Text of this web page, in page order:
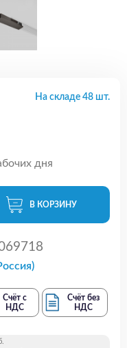
На складе 48 шт.
дня
В КОРЗИНУ
Счёт с
НДС
Счёт без
НДС